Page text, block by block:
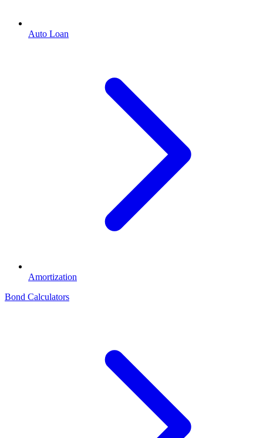
Auto Loan
Amortization
Bond Calculators